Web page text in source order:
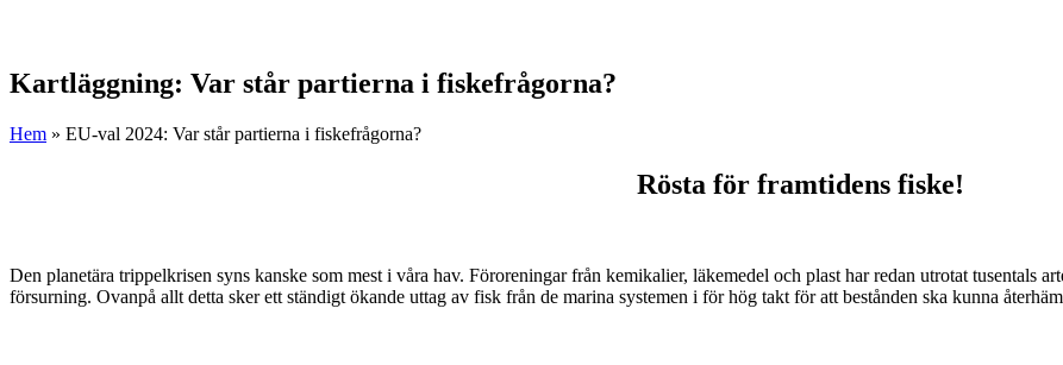
Kartläggning: Var står partierna i fiskefrågorna?
Hem » EU-val 2024: Var står partierna i fiskefrågorna?
Rösta för framtidens fiske!
Den planetära trippelkrisen syns kanske som mest i våra hav. Föroreningar från kemikalier, läkemedel och plast har redan utrotat tusentals
försurning. Ovanpå allt detta sker ett ständigt ökande uttag av fisk från de marina systemen i för hög takt för att bestånden ska kunna